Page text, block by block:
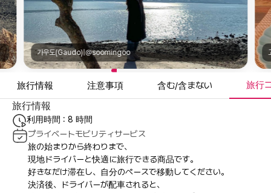
고려청자박물관(Gangjin Celadon Museum)|@k_traditional_culture_art
旅行情報 注意事項 含む/含まない 旅行
旅行情報
利用時間 : 8 時間
プライベートモビリティサービス
旅の始まりから終わりまで、
現地ドライバーと快適に旅行できる商品です。
好きなだけ滞在し、自分のペースで移動してください。
決済後、ドライバーが配車されると、